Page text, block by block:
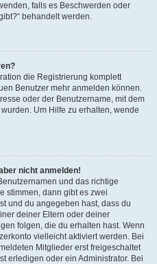
falls es Beschwerden oder
behandelt werden.
die Registrierung komplett
Benutzer mehr anmelden können.
oder der Benutzername, mit dem
Um Hilfe zu erhalten, wende
nicht anmelden!
und das richtige
stimmen, dann gibt es zwei
und du angegeben hast, dass du
deiner Eltern oder deiner
folgen, die du erhalten hast. Wenn
vielleicht aktiviert werden. Bei
Mitglieder erst freigeschaltet
erledigen oder ein Administrator. Bei